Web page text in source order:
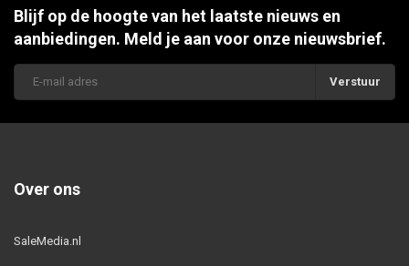
Blijf op de hoogte van het laatste nieuws en
aanbiedingen. Meld je aan voor onze nieuwsbrief.
Verstuur
Over ons
SaleMedia.nl